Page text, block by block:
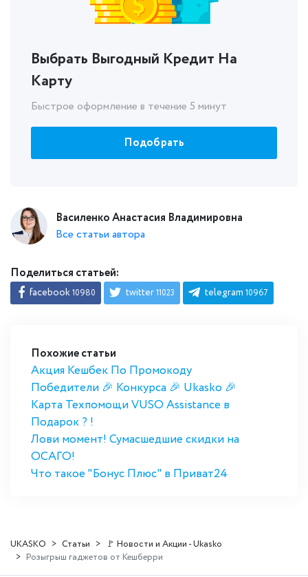
Похожие статьи
Акция Кешбек По Промокоду
Победители 🎉 Конкурса 🎉 Ukasko 🎉
Карта Техпомощи VUSO Assistance в
Подарок ? !
Лови момент! Сумасшедшие скидки на
ОСАГО!
Что такое "Бонус Плюс" в Приват24
Выбрать Выгодный Кредит На
Карту
Быстрое оформление в течение 5 минут
Подобрать
Василенко Анастасия Владимировна
Все статьи автора
Поделиться статьей:
facebook10980 twitter11023 telegram 10967
UKASKO Статьи
🚩 Новости и Акции - Ukasko
Розыгрыш гаджетов от Кешберри